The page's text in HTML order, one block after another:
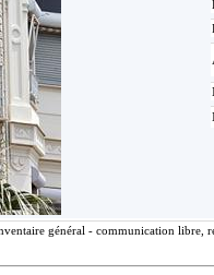
général - communication libre,